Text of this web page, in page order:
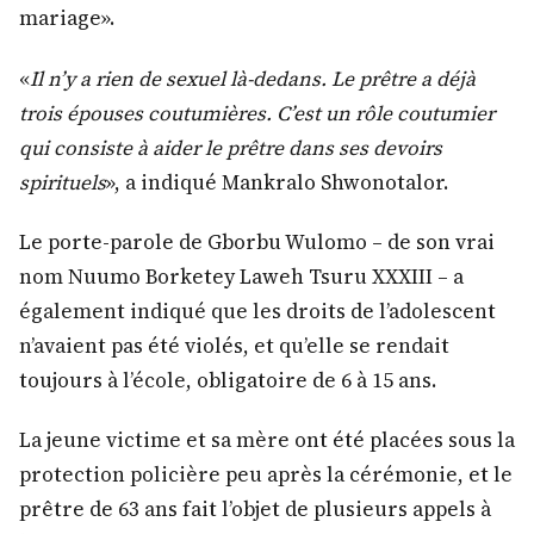
mariage».
«Il n’y a rien de sexuel là-dedans. Le prêtre a déjà
trois épouses coutumières. C’est un rôle coutumier
qui consiste à aider le prêtre dans ses devoirs
spirituels», a indiqué Mankralo Shwonotalor.
Le porte-parole de Gborbu Wulomo – de son vrai
nom Nuumo Borketey Laweh Tsuru XXXIII – a
également indiqué que les droits de l’adolescent
n’avaient pas été violés, et qu’elle se rendait
toujours à l’école, obligatoire de 6 à 15 ans.
La jeune victime et sa mère ont été placées sous la
protection policière peu après la cérémonie, et le
prêtre de 63 ans fait l’objet de plusieurs appels à